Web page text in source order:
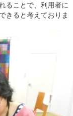
ることで、利用者に
きると考えておりま